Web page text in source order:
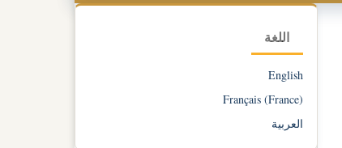
اللغة
English
Français (France)
العربية